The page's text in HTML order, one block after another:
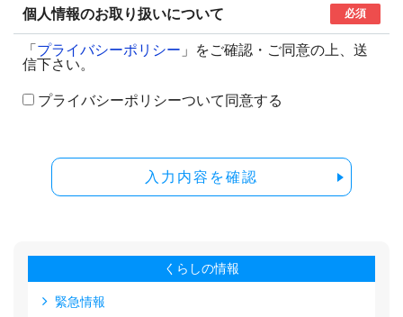
個人情報のお取り扱いについて 必須
「 プライバシーポリシー 」をご確認・ご同意の上、送
信下さい。
プライバシーポリシーついて同意する
入力内容を確認
くらしの情報
緊急情報